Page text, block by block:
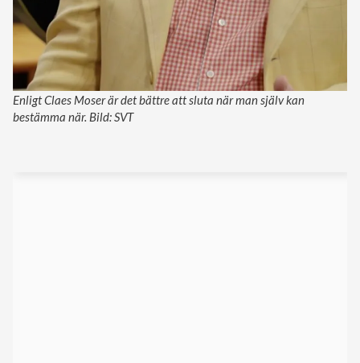
Enligt Claes Moser är det bättre att sluta när man själv kan
bestämma när. Bild: SVT